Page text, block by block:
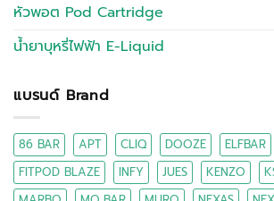
หัวพอต Pod Cartridge
น้ำยาบุหรี่ไฟฟ้า E-Liquid
แบรนด์ Brand
86 BAR APT CLIQ DOOZE ELFBAR
FITPOD BLAZE
INFY JUES KENZO